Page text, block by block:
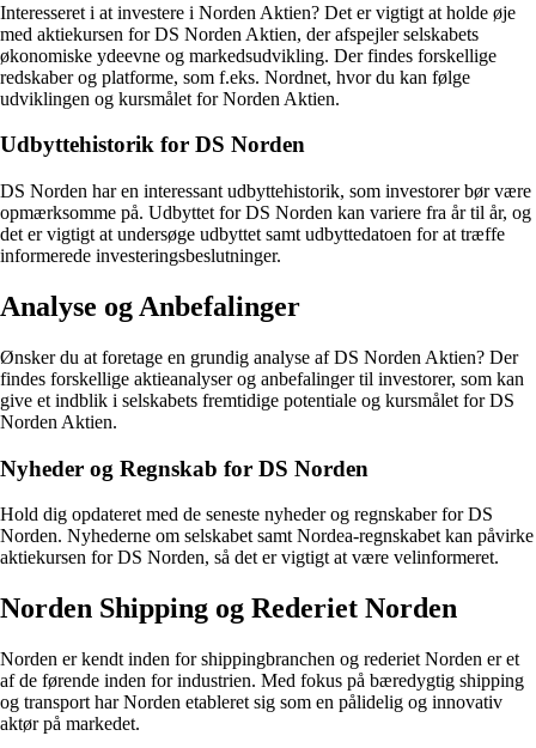
Interesseret i at investere i Norden Aktien? Det er vigtigt at holde øje
med aktiekursen for DS Norden Aktien, der afspejler selskabets
økonomiske ydeevne og markedsudvikling. Der findes forskellige
redskaber og platforme, som f.eks. Nordnet, hvor du kan følge
udviklingen og kursmålet for Norden Aktien.
Udbyttehistorik for DS Norden
DS Norden har en interessant udbyttehistorik, som investorer bør være
opmærksomme på. Udbyttet for DS Norden kan variere fra år til år, og
det er vigtigt at undersøge udbyttet samt udbyttedatoen for at træffe
informerede investeringsbeslutninger.
Analyse og Anbefalinger
Ønsker du at foretage en grundig analyse af DS Norden Aktien? Der
findes forskellige aktieanalyser og anbefalinger til investorer, som kan
give et indblik i selskabets fremtidige potentiale og kursmålet for DS
Norden Aktien.
Nyheder og Regnskab for DS Norden
Hold dig opdateret med de seneste nyheder og regnskaber for DS
Norden. Nyhederne om selskabet samt Nordea-regnskabet kan påvirke
aktiekursen for DS Norden, så det er vigtigt at være velinformeret.
Norden Shipping og Rederiet Norden
Norden er kendt inden for shippingbranchen og rederiet Norden er et
af de førende inden for industrien. Med fokus på bæredygtig shipping
og transport har Norden etableret sig som en pålidelig og innovativ
aktør på markedet.